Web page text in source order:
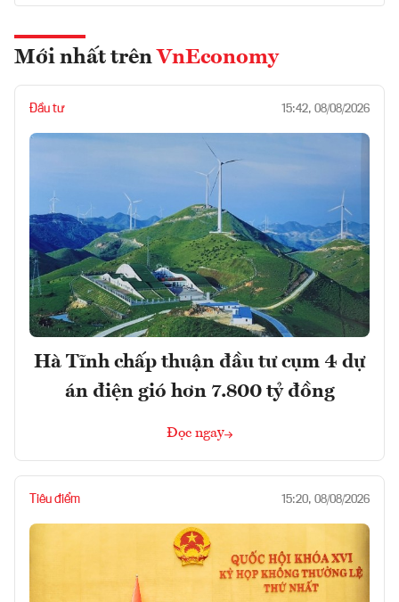
Mới nhất trên VnEconomy
Đầu tư 15:42, 08/08/2026
Hà Tĩnh chấp thuận đầu tư cụm 4 dự
án điện gió hơn 7.800 tỷ đồng
Đọc ngay
Tiêu điểm 15:20, 08/08/2026